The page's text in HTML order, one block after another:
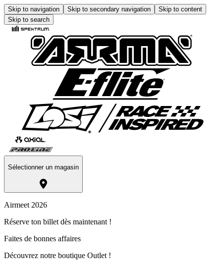
Skip to navigation Skip to secondary navigation
Skip to content
Skip to search
Sélectionner un magasin
Airmeet 2026
Réserve ton billet dès maintenant !
Faites de bonnes affaires
Découvrez notre boutique Outlet !